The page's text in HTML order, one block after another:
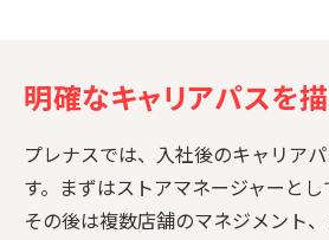
明確なキャリアパスを
プレナスでは、入社後のキャリア
す。まずはストアマネージャーとし
その後は複数店舗のマネジメント